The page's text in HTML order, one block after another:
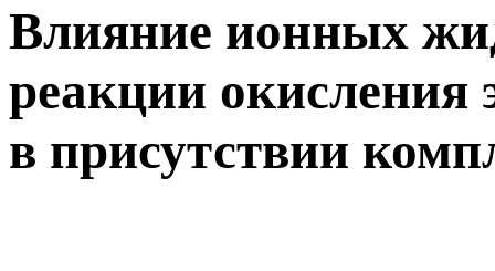
Влияние ионных
реакции окисления
в присутствии